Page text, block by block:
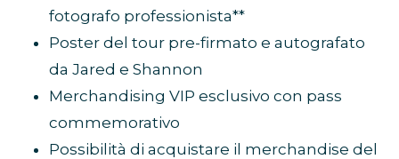
fotografo professionista**
Poster del tour pre-firmato e autografato
da Jared e Shannon
Merchandising VIP esclusivo con pass
commemorativo
Possibilità di acquistare il merchandise del